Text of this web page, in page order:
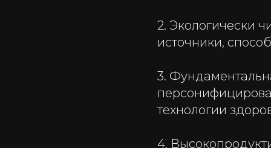
2. Экологически
источники,
3.
технологии
4.